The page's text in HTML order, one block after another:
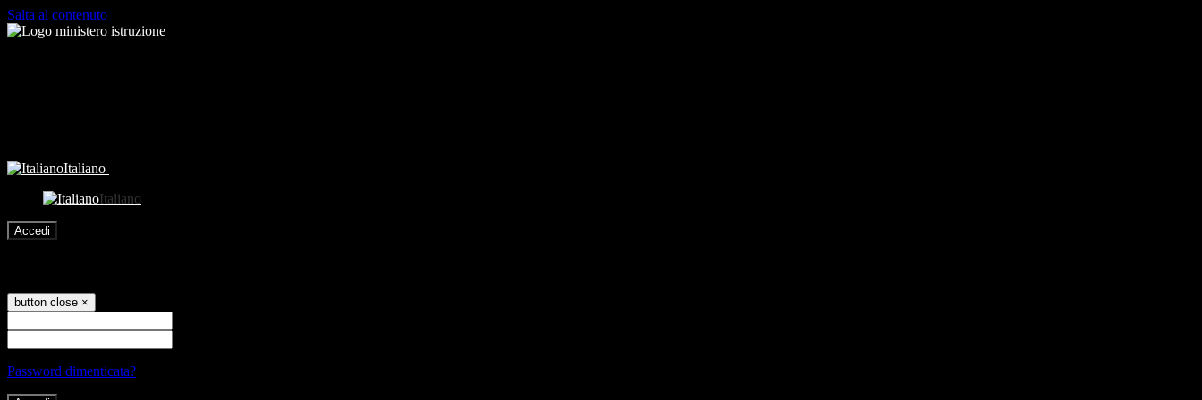
Salta al contenuto
Italiano
Italiano
Accedi
button close ×
Password dimenticata?